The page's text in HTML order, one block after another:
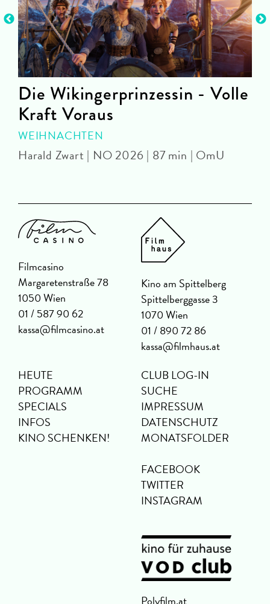
Die Wikingerprinzessin - Volle
Kraft Voraus
WEIHNACHTEN
Harald Zwart | NO 2026 | 87 min | OmU
Filmcasino
Margaretenstraße 78
1050 Wien
01 / 587 90 62
kassa@filmcasino.at
Kino am Spittelberg
Spittelberggasse 3
1070 Wien
01 / 890 72 86
kassa@filmhaus.at
HEUTE
PROGRAMM
SPECIALS
INFOS
KINO SCHENKEN!
CLUB LOG-IN
SUCHE
IMPRESSUM
DATENSCHUTZ
MONATSFOLDER
FACEBOOK
TWITTER
INSTAGRAM
Polyfilm.at